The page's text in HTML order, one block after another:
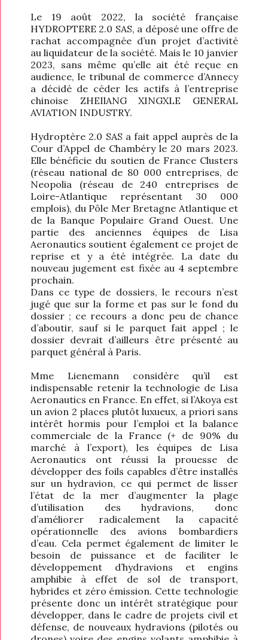
Le 19 août 2022, la société française
HYDROPTERE 2.0 SAS, a déposé une offre de
rachat accompagnée d’un projet d’activité
au liquidateur de la société. Mais le 10 janvier
2023, sans même qu’elle ait été reçue en
audience, le tribunal de commerce d’Annecy
a décidé de céder les actifs à l’entreprise
chinoise ZHEIlANG XINGXLE GENERAL
AVIATION INDUSTRY.
Hydroptère 2.0 SAS a fait appel auprès de la
Cour d’Appel de Chambéry le 20 mars 2023.
Elle bénéficie du soutien de France Clusters
(réseau national de 80 000 entreprises, de
Neopolia (réseau de 240 entreprises de
Loire-Atlantique représentant 30 000
emplois), du Pôle Mer Bretagne Atlantique et
de la Banque Populaire Grand Ouest. Une
partie des anciennes équipes de Lisa
Aeronautics soutient également ce projet de
reprise et y a été intégrée. La date du
nouveau jugement est fixée au 4 septembre
prochain.
Dans ce type de dossiers, le recours n’est
jugé que sur la forme et pas sur le fond du
dossier ; ce recours a donc peu de chance
d’aboutir, sauf si le parquet fait appel ; le
dossier devrait d’ailleurs être présenté au
parquet général à Paris.
Mme Lienemann considère qu’il est
indispensable retenir la technologie de Lisa
Aeronautics en France. En effet, si l’Akoya est
un avion 2 places plutôt luxueux, a priori sans
intérêt hormis pour l’emploi et la balance
commerciale de la France (+ de 90% du
marché à l’export), les équipes de Lisa
Aeronautics ont réussi la prouesse de
développer des foils capables d’être installés
sur un hydravion, ce qui permet de lisser
l’état de la mer d’augmenter la plage
d’utilisation des hydravions, donc
d’améliorer radicalement la capacité
opérationnelle des avions bombardiers
d’eau. Cela permet également de limiter le
besoin de puissance et de faciliter le
développement d’hydravions et engins
amphibie à effet de sol de transport,
hybrides et zéro émission. Cette technologie
présente donc un intérêt stratégique pour
développer, dans le cadre de projets civil et
défense, de nouveaux hydravions (pilotés ou